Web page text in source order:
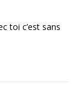
toi c’est sans